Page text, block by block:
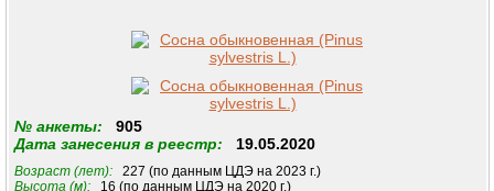
№ анкеты: 905
Дата занесения в реестр: 19.05.2020
Возраст (лет):227 (по данным ЦДЭ на 2023 г.)
Высота (м):16 (по данным ЦДЭ на 2020 г.)